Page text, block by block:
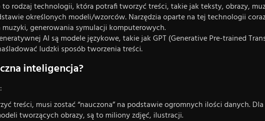
rodzaj technologii, która potrafi tworzyć treści, takie jak teksty, obrazy,
określonych modeli/wzorców. Narzędzia oparte na tej technologii
generowania symulacji komputerowych.
AI są modele językowe, takie jak GPT (Generative Pre-trained
ludzki sposób tworzenia treści.
inteligencja?
treści, musi zostać “nauczona” na podstawie ogromnych ilości danych.
tworzących obrazy, są to miliony zdjęć, ilustracji.